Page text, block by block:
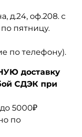
д.24, оф.208. с
пятницу.
по телефону).
доставку
СДЭК при
5000₽
по